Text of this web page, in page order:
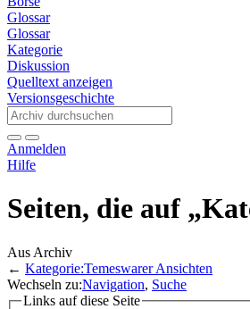
Glossar
Glossar
Kategorie
Diskussion
Quelltext anzeigen
Versionsgeschichte
Anmelden
Hilfe
Seiten, die auf
Aus Archiv
← Kategorie:Temeswarer Ansichten
Wechseln zu:Navigation, Suche
Links auf diese Seite